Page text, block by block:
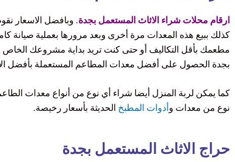
ارقام محلات شراء الاثاث المستعمل بجدة. وبافضل الاسعار
كذلك ببيع هذه المعدات مرة أخرى وبعد مرورها بعملية صيانة
مطعمك بأقل التكاليف أو حتى كنت تريد بداية مشروعك
بجدة الحصول على أفضل معدات المطاعم المستعملة بأفضل
كما يمكن لربة المنزل أيضا شراء أي نوع من أنواع معدات
نوع من معدات وأدوات المطبخ الحديثة بأسعار رخيصة.
حراج الاثاث المستعمل بجدة